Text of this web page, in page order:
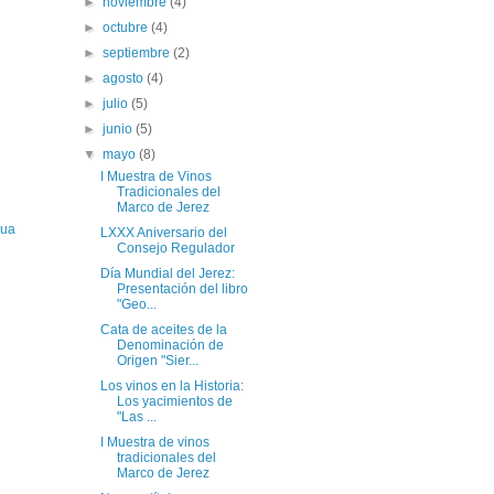
►octubre(4)
►septiembre(2)
►agosto(4)
►julio(5)
►junio(5)
▼mayo(8)
I Muestra de Vinos
Tradicionales del
Marco de Jerez
LXXX Aniversario del
Consejo Regulador
Día Mundial del Jerez:
Presentación del libro
"Geo...
Cata de aceites de la
Denominación de
Origen "Sier...
Los vinos en la Historia:
Los yacimientos de
"Las ...
I Muestra de vinos
tradicionales del
Marco de Jerez